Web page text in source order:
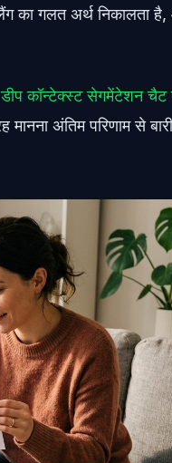
का गलत अर्थ निकालता
डीप कॉन्टेक्स्ट सेगमेंटेशन चैट
अंतिम परिणाम से